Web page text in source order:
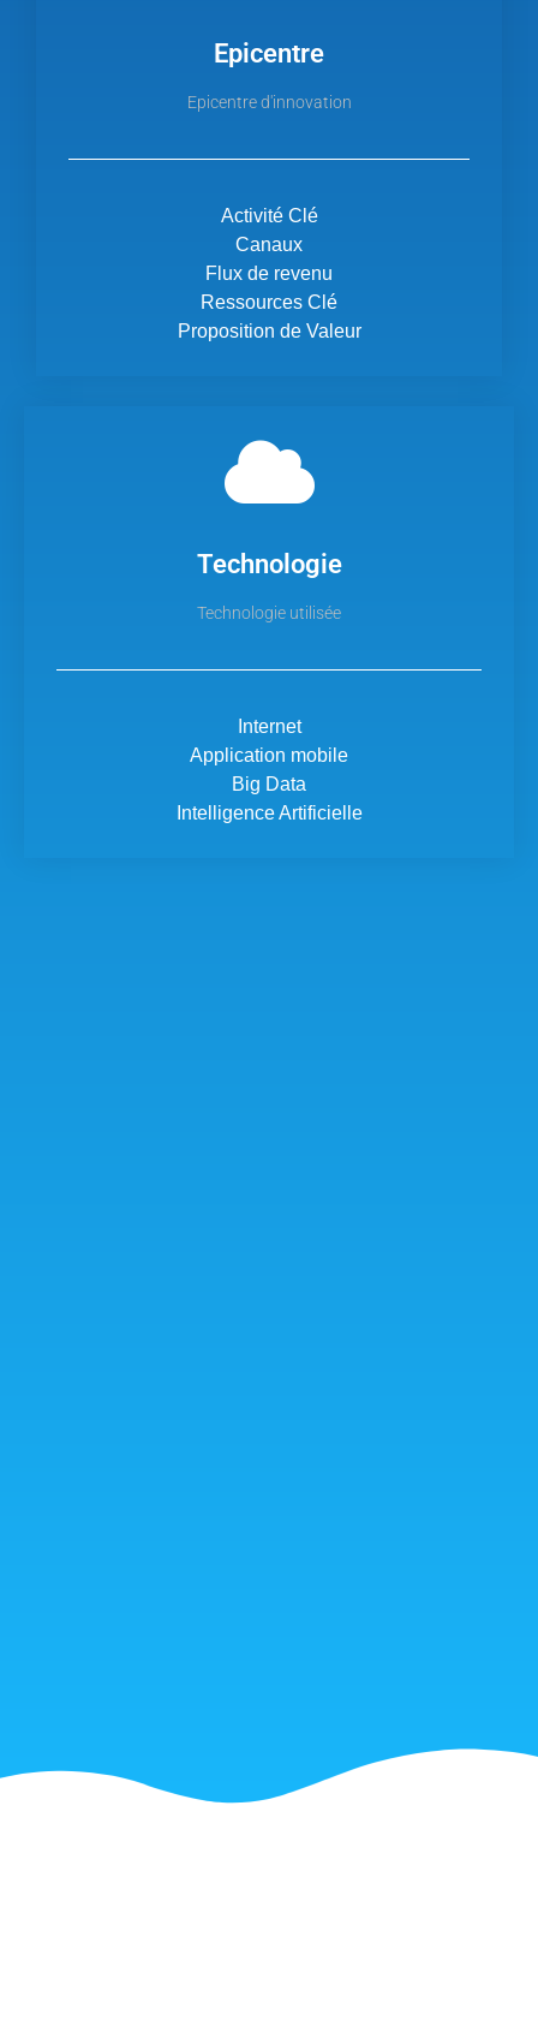
Epicentre
Epicentre d'innovation
Activité Clé
Canaux
Flux de revenu
Ressources Clé
Proposition de Valeur
Technologie
Technologie utilisée
Internet
Application mobile
Big Data
Intelligence Artificielle